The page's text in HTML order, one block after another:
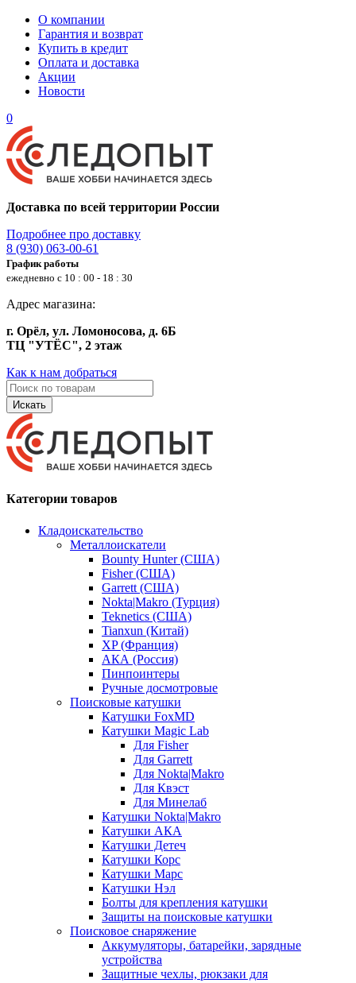
О компании
Гарантия и возврат
Купить в кредит
Оплата и доставка
Акции
Новости
0
Доставка по всей территории России
Подробнее про доставку
8 (930) 063-00-61
График работы
ежедневно с 10 : 00 - 18 : 30
Адрес магазина:
г. Орёл, ул. Ломоносова, д. 6Б
ТЦ "УТЁС", 2 этаж
Как к нам добраться
Искать
Категории товаров
Кладоискательство
Металлоискатели
Bounty Hunter (США)
Fisher (США)
Garrett (США)
Nokta|Makro (Турция)
Teknetics (США)
Tianxun (Китай)
XP (Франция)
АКА (Россия)
Пинпоинтеры
Ручные досмотровые
Поисковые катушки
Катушки FoxMD
Катушки Magic Lab
Для Fisher
Для Garrett
Для Nokta|Makro
Для Квэст
Для Минелаб
Катушки Nokta|Makro
Катушки АКА
Катушки Детеч
Катушки Корс
Катушки Марс
Катушки Нэл
Болты для крепления катушки
Защиты на поисковые катушки
Поисковое снаряжение
Аккумуляторы, батарейки, зарядные
устройства
Защитные чехлы, рюкзаки для